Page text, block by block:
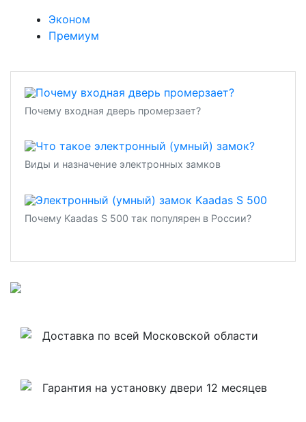
Эконом
Премиум
Почему входная дверь промерзает?
Виды и назначение электронных замков
Почему Kaadas S 500 так популярен в России?
Доставка по всей Московской области
Гарантия на установку двери 12 месяцев